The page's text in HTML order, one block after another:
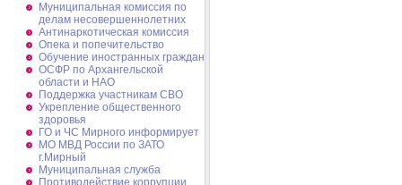
Муниципальная комиссия по
делам несовершеннолетних
Антинаркотическая комиссия
Опека и попечительство
Обучение иностранных граждан
ОСФР по Архангельской
области и НАО
Поддержка участникам СВО
Укрепление общественного
здоровья
ГО и ЧС Мирного информирует
МО МВД России по ЗАТО
г.Мирный
Муниципальная cлужба
Противодействие коррупции